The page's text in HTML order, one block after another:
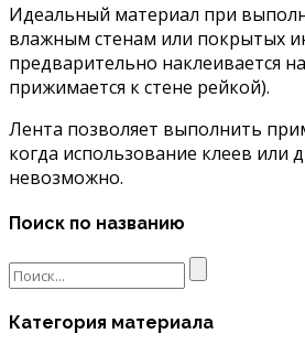
Идеальный материал при
влажным стенам или покрытых
предварительно наклеивается
прижимается к стене рейкой).
Лента позволяет выполнить
когда использование клеев или
невозможно.
Поиск по названию
Search
for:
Категория материала